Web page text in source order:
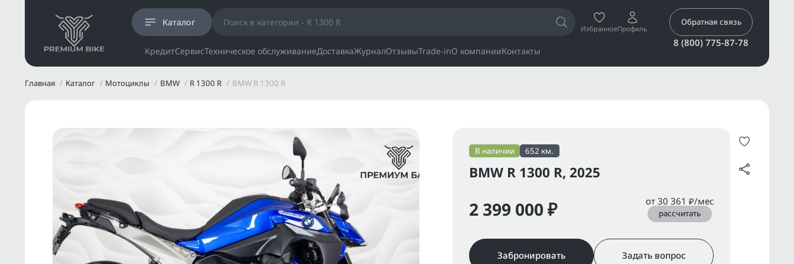
Каталог
ИзбранноеПрофиль
КредитСервисТехническое обслуживаниеДоставкаЖурналОтзывыTrade-inО компанииКонтакты
Обратная связь
8 (800) 775-87-78
Главная Каталог Мотоциклы BMW R 1300 R BMW R 1300 R
BMW R 1300 R, 2025
В наличии 652 км.
2 399 000 ₽ от 30 361 ₽/мес
рассчитать
Забронировать Задать вопрос